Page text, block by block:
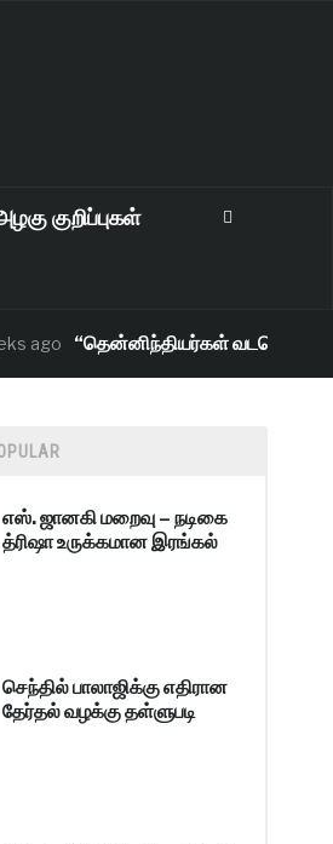
குறிப்புகள்
“தென்னிந்தியர்கள் வடமொழி
எஸ். ஜானகி மறைவு – நடிகை
த்ரிஷா உருக்கமான இரங்கல்
செந்தில் பாலாஜிக்கு எதிரான
தேர்தல் வழக்கு தள்ளுபடி